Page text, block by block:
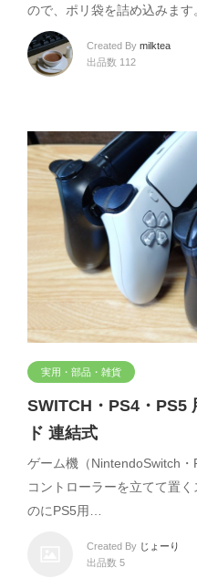
ので、ポリ袋を詰め込みま
Created By milktea
出品数 112
実用・部品・雑貨
SWITCH・PS4・PS5
ド 連結式
ゲーム機（NintendoSwitch
コントローラーを立てて置
のにPS5用…
Created By じょーり
出品数 5